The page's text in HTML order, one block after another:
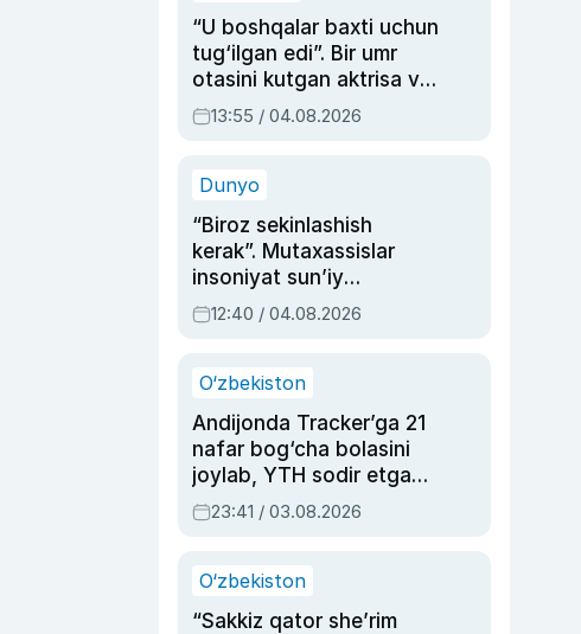
“U boshqalar baxti uchun
tug‘ilgan edi”. Bir umr
otasini kutgan aktrisa va
dublyaj ustasi Rimma
Ahmedovaning
13:55 / 04.08.2026
Dunyo
“Biroz sekinlashish
kerak”. Mutaxassislar
insoniyat sun’iy
intellektni boshqara
olmay qolishidan xavotir
12:40 / 04.08.2026
O‘zbekiston
Andijonda Tracker’ga 21
nafar bog‘cha bolasini
joylab, YTH sodir etgan
ayolga sud hukmi o‘qildi
23:41 / 03.08.2026
O‘zbekiston
“Sakkiz qator she’rim